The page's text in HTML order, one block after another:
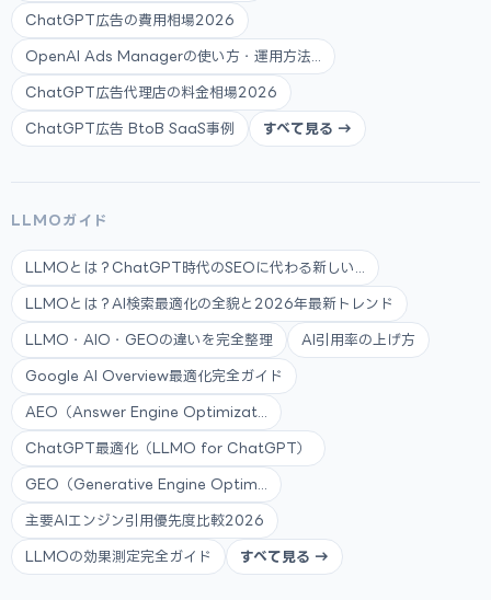
ChatGPT広告の費用相場2026
OpenAI Ads Managerの使い方・運用方法...
ChatGPT広告代理店の料金相場2026
ChatGPT広告 BtoB SaaS事例 すべて見る →
LLMOガイド
LLMOとは？ChatGPT時代のSEOに代わる新しい...
LLMOとは？AI検索最適化の全貌と2026年最新トレンド
LLMO・AIO・GEOの違いを完全整理 AI引用率の上げ方
Google AI Overview最適化完全ガイド
AEO（Answer Engine Optimizat...
ChatGPT最適化（LLMO for ChatGPT）
GEO（Generative Engine Optim...
主要AIエンジン引用優先度比較2026
LLMOの効果測定完全ガイド すべて見る →